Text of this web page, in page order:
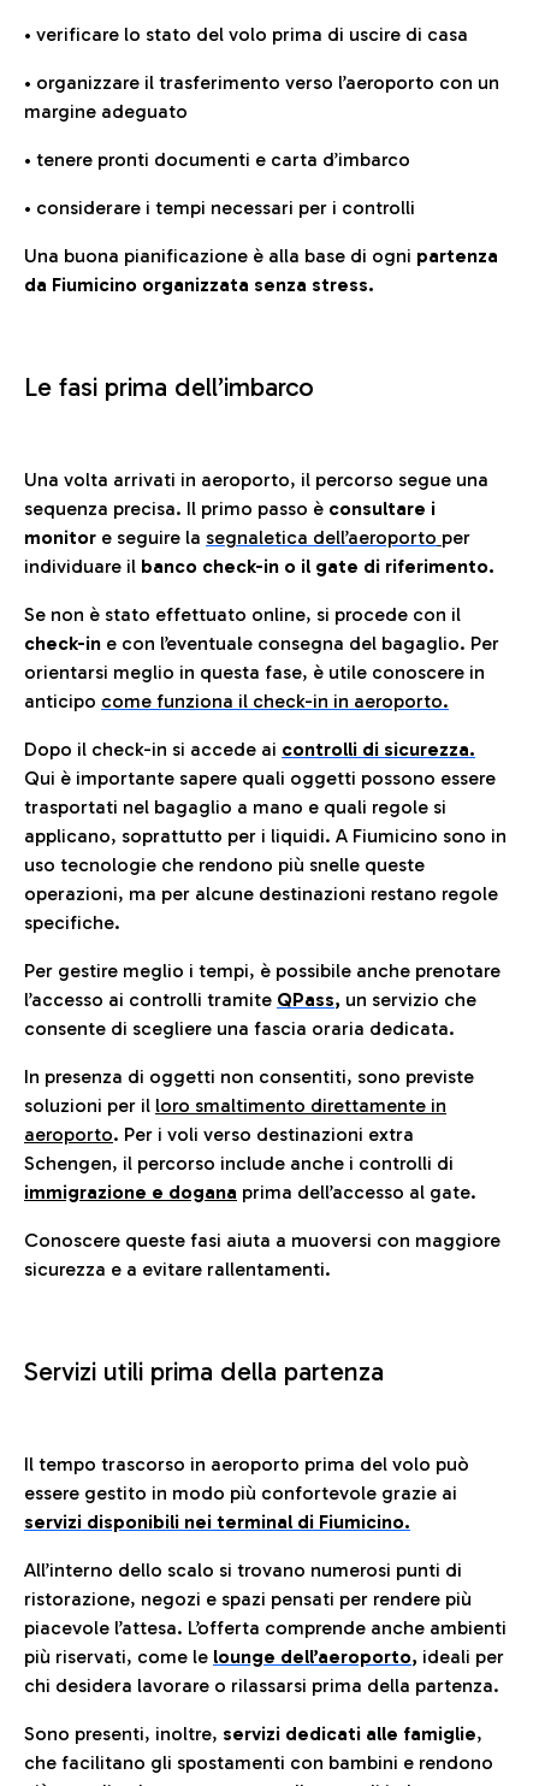
• verificare lo stato del volo prima di uscire di casa
• organizzare il trasferimento verso l’aeroporto con un
margine adeguato
• tenere pronti documenti e carta d’imbarco
• considerare i tempi necessari per i controlli
Una buona pianificazione è alla base di ogni partenza
da Fiumicino organizzata senza stress.
Le fasi prima dell’imbarco
Una volta arrivati in aeroporto, il percorso segue una
sequenza precisa. Il primo passo è consultare i
monitor e seguire la segnaletica dell’aeroporto per
individuare il banco check-in o il gate di riferimento.
Se non è stato effettuato online, si procede con il
check-in e con l’eventuale consegna del bagaglio. Per
orientarsi meglio in questa fase, è utile conoscere in
anticipo come funziona il check-in in aeroporto.
Dopo il check-in si accede ai controlli di sicurezza.
Qui è importante sapere quali oggetti possono essere
trasportati nel bagaglio a mano e quali regole si
applicano, soprattutto per i liquidi. A Fiumicino sono in
uso tecnologie che rendono più snelle queste
operazioni, ma per alcune destinazioni restano regole
specifiche.
Per gestire meglio i tempi, è possibile anche prenotare
l’accesso ai controlli tramite QPass, un servizio che
consente di scegliere una fascia oraria dedicata.
In presenza di oggetti non consentiti, sono previste
soluzioni per il loro smaltimento direttamente in
aeroporto. Per i voli verso destinazioni extra
Schengen, il percorso include anche i controlli di
immigrazione e dogana prima dell’accesso al gate.
Conoscere queste fasi aiuta a muoversi con maggiore
sicurezza e a evitare rallentamenti.
Servizi utili prima della partenza
Il tempo trascorso in aeroporto prima del volo può
essere gestito in modo più confortevole grazie ai
servizi disponibili nei terminal di Fiumicino.
All’interno dello scalo si trovano numerosi punti di
ristorazione, negozi e spazi pensati per rendere più
piacevole l’attesa. L’offerta comprende anche ambienti
più riservati, come le lounge dell’aeroporto, ideali per
chi desidera lavorare o rilassarsi prima della partenza.
Sono presenti, inoltre, servizi dedicati alle famiglie,
che facilitano gli spostamenti con bambini e rendono